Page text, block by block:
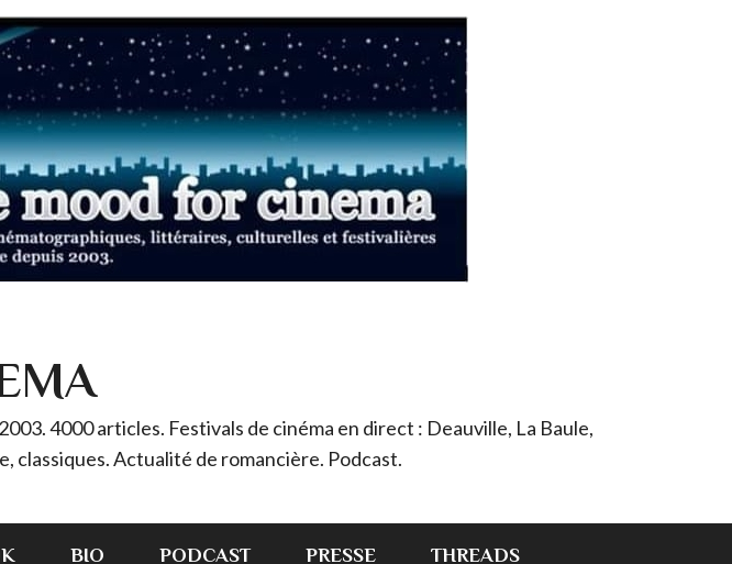
4000 articles. Festivals de cinéma en direct : Deauville, La Baule,
classiques. Actualité de romancière. Podcast.
BIO PODCAST PRESSE THREADS